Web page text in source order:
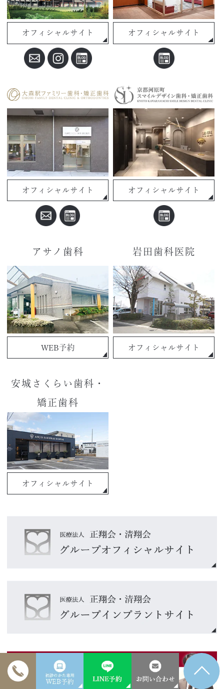
オフィシャルサイト オフィシャルサイト
オフィシャルサイト オフィシャルサイト
アサノ歯科
WEB予約
岩田歯科医院
オフィシャルサイト
安城さくらい歯科・
矯正歯科
オフィシャルサイト